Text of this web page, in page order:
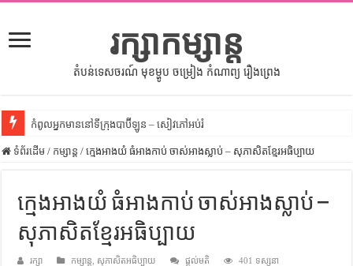
រក្សាកម្សាន្ត
តំបន់ទេសចរណ៍ មុខម្ហូប ចម្រៀង កំណាព្យ រឿងព្រេង
កំពូលអ្នកមាននៅទីក្រុងបាប៊ីឡូន – សៀវភៅអប់រំ
សីលធម៌នៅក្នុងសង្គមខ្មែរ – សៀវភៅចំណេះដឹងទូទៅ
ទំលៀមទម្លាប់ប្រពៃណីជនជាតិចិន – សៀវភៅចំណេះដឹងទូទៅ
ដើមកំណើតអង្គរ – សៀវភៅចំណេះដឹងទូទៅ
ដើមកំណើតជនជាតិខ្មែរ – អត្ថបទស្រាវជ្រាវ
ទំព័រដើម / កម្សាន្ត / ក្មេងអាងយំ ធំអាងកាប់ ចាស់អាងស្លាប់ – សុភាសិតខ្មែរអធិប្បាយ
ក្មេងអាងយំ ធំអាងកាប់ ចាស់អាងស្លាប់ –
សុភាសិតខ្មែរអធិប្បាយ
រក្សា កម្សាន្ត សុភាសិតអធិប្បាយ ផ្តល់មតិ 401 ទស្សនា